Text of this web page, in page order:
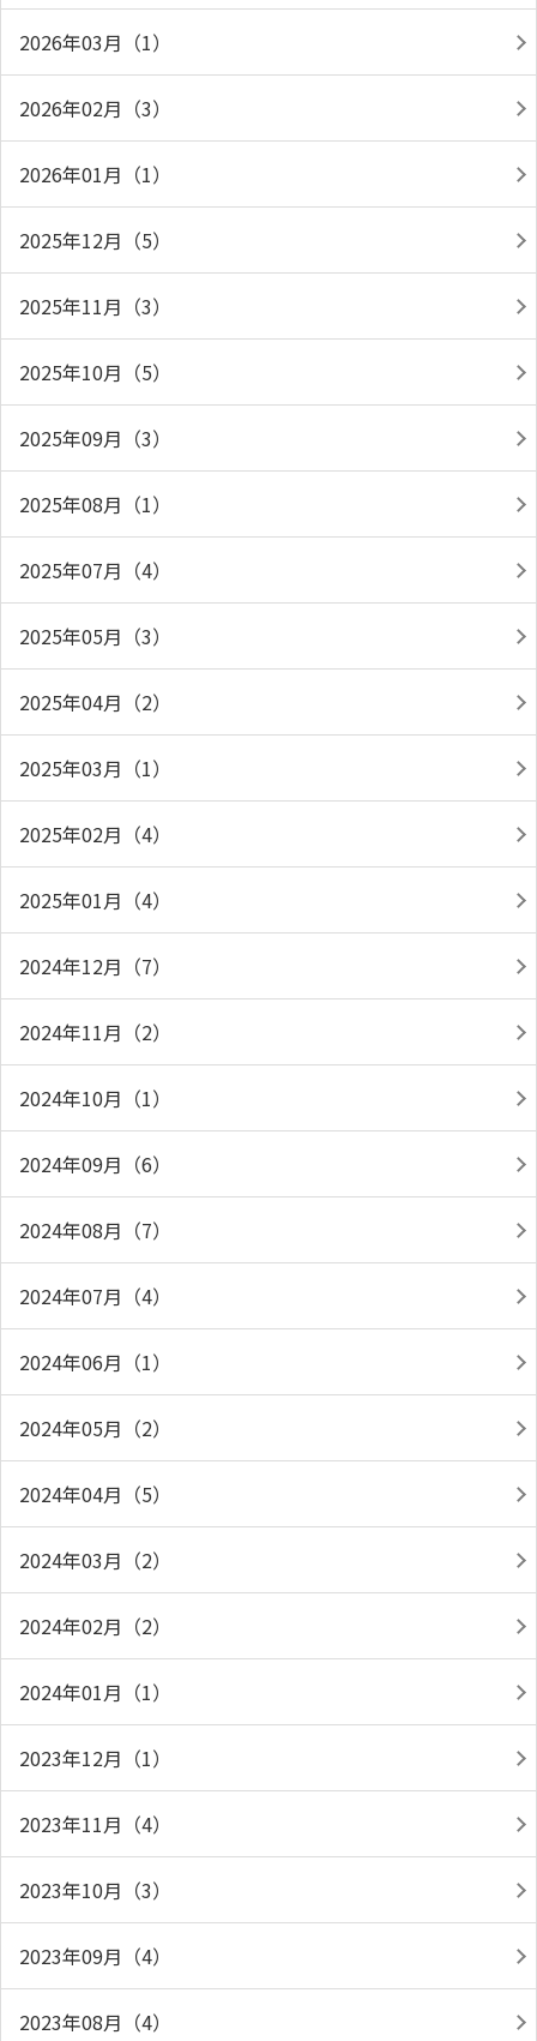
2026年03月（1）
2026年02月（3）
2026年01月（1）
2025年12月（5）
2025年11月（3）
2025年10月（5）
2025年09月（3）
2025年08月（1）
2025年07月（4）
2025年05月（3）
2025年04月（2）
2025年03月（1）
2025年02月（4）
2025年01月（4）
2024年12月（7）
2024年11月（2）
2024年10月（1）
2024年09月（6）
2024年08月（7）
2024年07月（4）
2024年06月（1）
2024年05月（2）
2024年04月（5）
2024年03月（2）
2024年02月（2）
2024年01月（1）
2023年12月（1）
2023年11月（4）
2023年10月（3）
2023年09月（4）
2023年08月（4）